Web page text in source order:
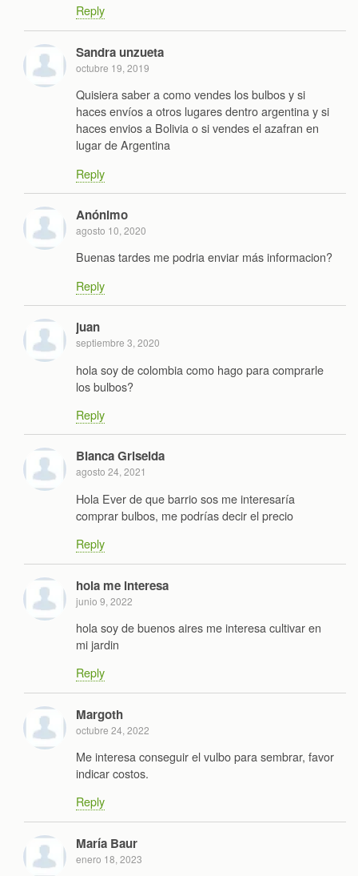
Reply
Sandra unzueta
octubre 19, 2019
Quisiera saber a como vendes los bulbos y si
haces envíos a otros lugares dentro argentina y si
haces envios a Bolivia o si vendes el azafran en
lugar de Argentina
Reply
Anónimo
agosto 10, 2020
Buenas tardes me podria enviar más informacion?
Reply
juan
septiembre 3, 2020
hola soy de colombia como hago para comprarle
los bulbos?
Reply
Blanca Griselda
agosto 24, 2021
Hola Ever de que barrio sos me interesaría
comprar bulbos, me podrías decir el precio
Reply
hola me interesa
junio 9, 2022
hola soy de buenos aires me interesa cultivar en
mi jardin
Reply
Margoth
octubre 24, 2022
Me interesa conseguir el vulbo para sembrar, favor
indicar costos.
Reply
María Baur
enero 18, 2023